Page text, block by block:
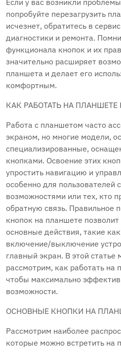
Если у вас возникли
попробуйте перезагрузить
исчезнет, обратитесь в
диагностики и ремонта.
функционала кнопок и их
значительно расширяет
планшета и делает его
комфортным.
КАК РАБОТАТЬ НА
Работа с планшетом часто
экраном, но многие модели,
специализированные,
кнопками. Освоение этих
упростить навигацию и
особенно для пользователей
возможностями или тех, кто
обратную связь. Правильное
кнопок на планшете
основные действия, такие
включение/выключение
главный экран. В этой
рассмотрим, как работать на
чтобы максимально
возможности.
ОСНОВНЫЕ КНОПКИ НА
Рассмотрим наиболее
которые можно встретить на